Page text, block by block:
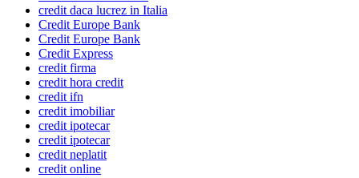
credit daca lucrez in Italia
Credit Europe Bank
Credit Europe Bank
Credit Express
credit firma
credit hora credit
credit ifn
credit imobiliar
credit ipotecar
credit ipotecar
credit neplatit
credit online